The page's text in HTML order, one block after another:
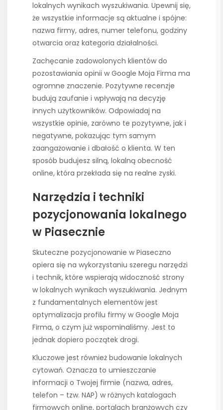
lokalnych wynikach wyszukiwania. Upewnij się,
że wszystkie informacje są aktualne i spójne:
nazwa firmy, adres, numer telefonu, godziny
otwarcia oraz kategoria działalności.
Zachęcanie zadowolonych klientów do
pozostawiania opinii w Google Moja Firma ma
ogromne znaczenie. Pozytywne recenzje
budują zaufanie i wpływają na decyzję
innych użytkowników. Odpowiadaj na
wszystkie opinie, zarówno te pozytywne, jak i
negatywne, pokazując tym samym
zaangażowanie i dbałość o klienta. W ten
sposób budujesz silną, lokalną obecność
online, która przekłada się na realne zyski.
Narzędzia i techniki
pozycjonowania lokalnego
w Piasecznie
Skuteczne pozycjonowanie w Piaseczno
opiera się na wykorzystaniu szeregu narzędzi
i technik, które wspierają widoczność strony
w lokalnych wynikach wyszukiwania. Jednym
z fundamentalnych elementów jest
optymalizacja profilu firmy w Google Moja
Firma, o czym już wspominaliśmy. Jest to
jednak dopiero początek drogi.
Kluczowe jest również budowanie lokalnych
cytowań. Oznacza to umieszczanie
informacji o Twojej firmie (nazwa, adres,
telefon – tzw. NAP) w różnych katalogach
firmowych online, portalach branżowych czy